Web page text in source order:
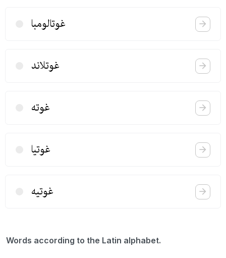
غوتالومبا
غوتلاند
غوته
غوتیا
غوتیه
Words according to the Latin alphabet.